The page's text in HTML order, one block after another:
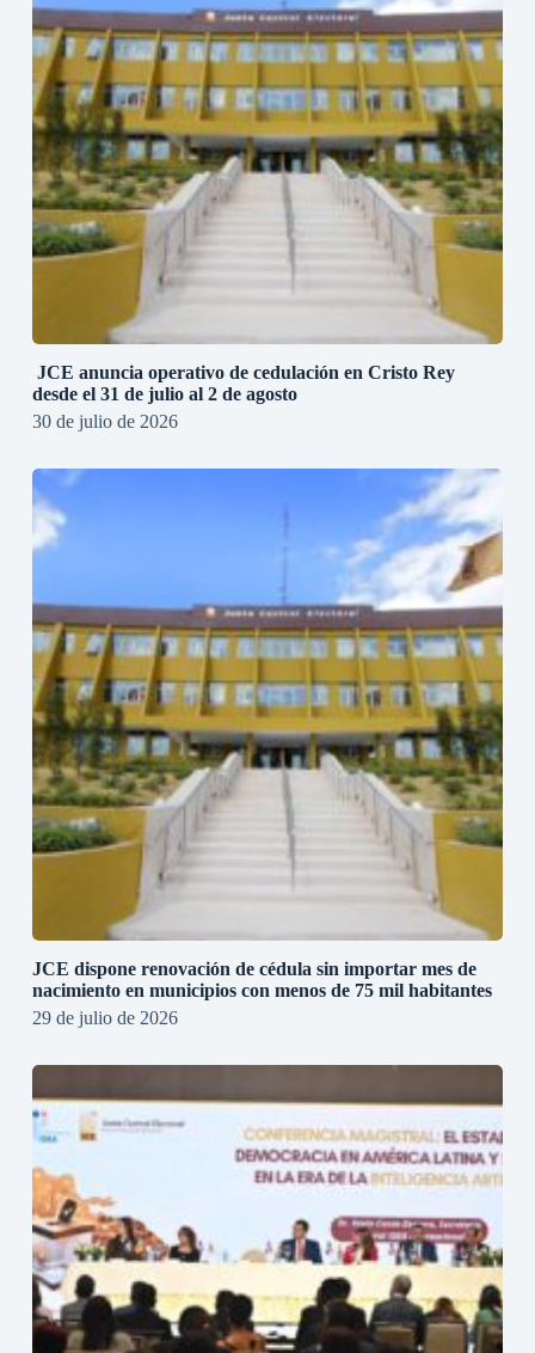
JCE anuncia operativo de cedulación en Cristo Rey
desde el 31 de julio al 2 de agosto
30 de julio de 2026
JCE dispone renovación de cédula sin importar mes de
nacimiento en municipios con menos de 75 mil habitantes
29 de julio de 2026